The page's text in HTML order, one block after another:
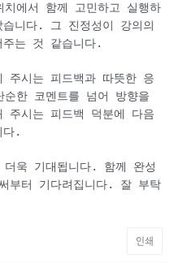
에서 함께 고민하고 실행하
니다. 그 진정성이 강의의
주는 것 같습니다.
주시는 피드백과 따뜻한 응
한 코멘트를 넘어 방향을
주시는 피드백 덕분에 다음
다.
욱 기대됩니다. 함께 완성
부터 기다려집니다. 잘 부탁
인쇄